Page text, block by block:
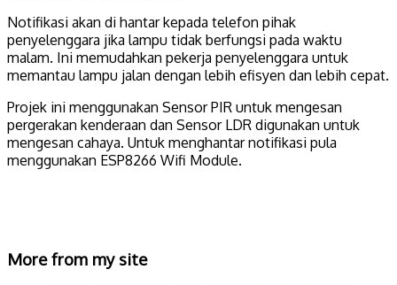
Notifikasi akan di hantar kepada telefon pihak
penyelenggara jika lampu tidak berfungsi pada waktu
malam. Ini memudahkan pekerja penyelenggara untuk
memantau lampu jalan dengan lebih efisyen dan lebih cepat.
Projek ini menggunakan Sensor PIR untuk mengesan
pergerakan kenderaan dan Sensor LDR digunakan untuk
mengesan cahaya. Untuk menghantar notifikasi pula
menggunakan ESP8266 Wifi Module.
More from my site